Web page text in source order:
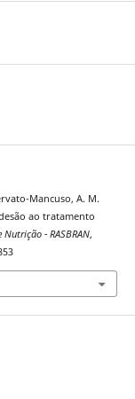
Mancuso, A. M.
ao tratamento
- RASBRAN,